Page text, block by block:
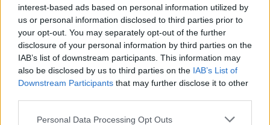
interest-based ads based on personal information utilized by
us or personal information disclosed to third parties prior to
your opt-out. You may separately opt-out of the further
disclosure of your personal information by third parties on the
IAB’s list of downstream participants. This information may
also be disclosed by us to third parties on the IAB’s List of
Downstream Participants that may further disclose it to other
Personal Data Processing Opt Outs